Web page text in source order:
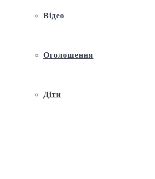
Відео
Оголошення
Діти